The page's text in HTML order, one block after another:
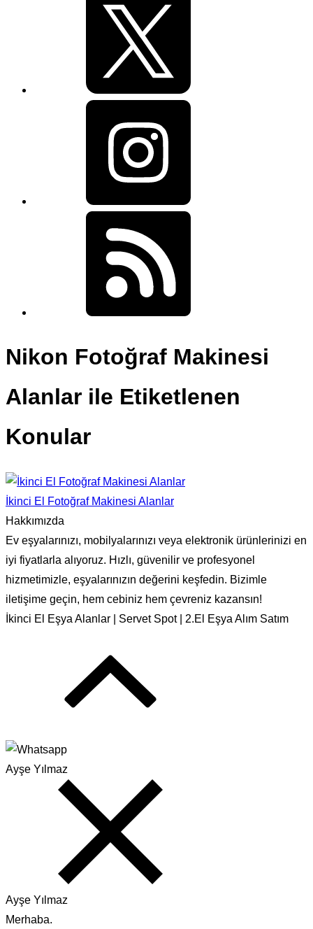
Nikon Fotoğraf Makinesi
Alanlar ile Etiketlenen
Konular
İkinci El Fotoğraf Makinesi Alanlar
Hakkımızda
Ev eşyalarınızı, mobilyalarınızı veya elektronik ürünlerinizi en
iyi fiyatlarla alıyoruz. Hızlı, güvenilir ve profesyonel
hizmetimizle, eşyalarınızın değerini keşfedin. Bizimle
iletişime geçin, hem cebiniz hem çevreniz kazansın!
İkinci El Eşya Alanlar | Servet Spot | 2.El Eşya Alım Satım
Ayşe Yılmaz
Ayşe Yılmaz
Merhaba.